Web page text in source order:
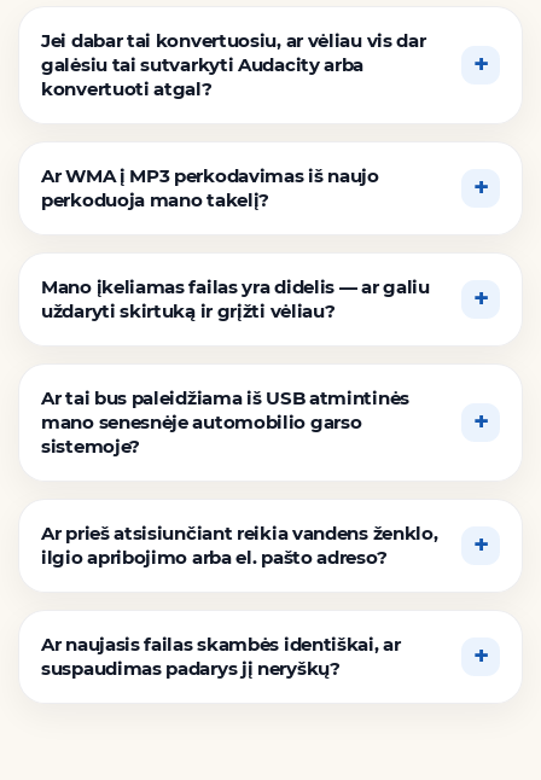
Jei dabar tai konvertuosiu, ar vėliau vis dar
galėsiu tai sutvarkyti Audacity arba
konvertuoti atgal?
Ar WMA į MP3 perkodavimas iš naujo
perkoduoja mano takelį?
Mano įkeliamas failas yra didelis — ar galiu
uždaryti skirtuką ir grįžti vėliau?
Ar tai bus paleidžiama iš USB atmintinės
mano senesnėje automobilio garso
sistemoje?
Ar prieš atsisiunčiant reikia vandens ženklo,
ilgio apribojimo arba el. pašto adreso?
Ar naujasis failas skambės identiškai, ar
suspaudimas padarys jį neryškų?